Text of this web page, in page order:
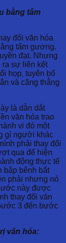
bằng tấm
đổi văn hóa
tấm gương.
đạt. Nhưng
ra sự liên kết
họp, tuyên bố
và căng thẳng
là dẫn dắt
văn hóa trao
vi đó một
gì người khác
phải thay đổi
qua để hiện
động thực tế
bập bênh bắt
phải nhưng nó
này được
thay đổi văn
3 đến bước
văn hóa: